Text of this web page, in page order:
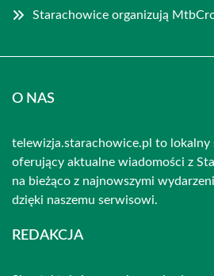
Starachowice organizują
O NAS
telewizja.starachowice.pl to
oferujący aktualne wiadomości z
na bieżąco z najnowszymi
dzięki naszemu serwisowi.
REDAKCJA